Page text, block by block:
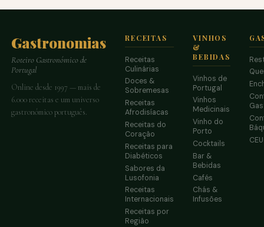
Gastronomias
Roteiro Gastronómico de
Portugal
Online desde 1997 — mais de
6.000 receitas e um universo
gastronómico português.
RECEITAS
Receitas
Culinárias
Doces &
Sobremesas
Receitas
Afrodisíacas
Receitas do
Coração
Receitas para
Diabéticos
Sabores da
Lusofonia
Receitas
Internacionais
Receitas por
Região
VINHOS
&
BEBIDAS
Vinhos de
Portugal
Vinhos
Medicinais
Vinho do
Porto
Cocktails
Bar &
Bebidas
Cafés
Chás &
Infusões